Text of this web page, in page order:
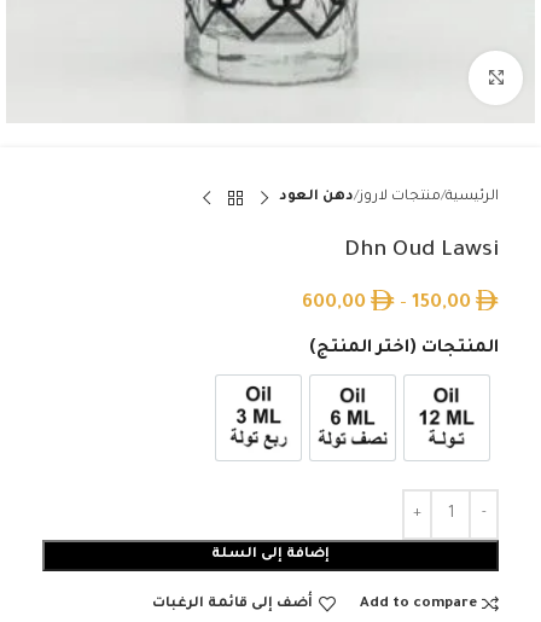
الرئيسية منتجات لاروز دهن العود
Dhn Oud Lawsi
150,00
–
600,00
المنتجات (اختر المنتج)
12ml زيت تولة 6ml زيت نصف تولة 3ml زيت ربع تولة
إضافة إلى السلة
Add to compare أضف إلى قائمة الرغبات